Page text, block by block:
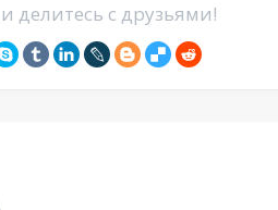
делитесь с друзьями!